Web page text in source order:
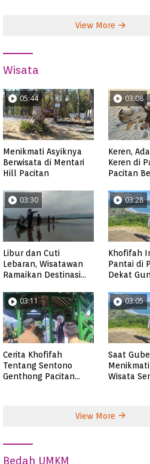
View More
Wisata
05:44
Menikmati Asyiknya
Berwisata di Mentari
Hill Pacitan
03:08
Keren,
Keren di
Pacitan
03:30
Libur dan Cuti
Lebaran, Wisatawan
Ramaikan Destinasi
03:28
Khofifah
Pantai di
Dekat
03:11
Cerita Khofifah
Tentang Sentono
Genthong Pacitan
03:05
Saat
Wisata
View More
Bedah UMKM